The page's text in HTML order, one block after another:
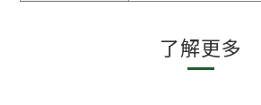
了解更多